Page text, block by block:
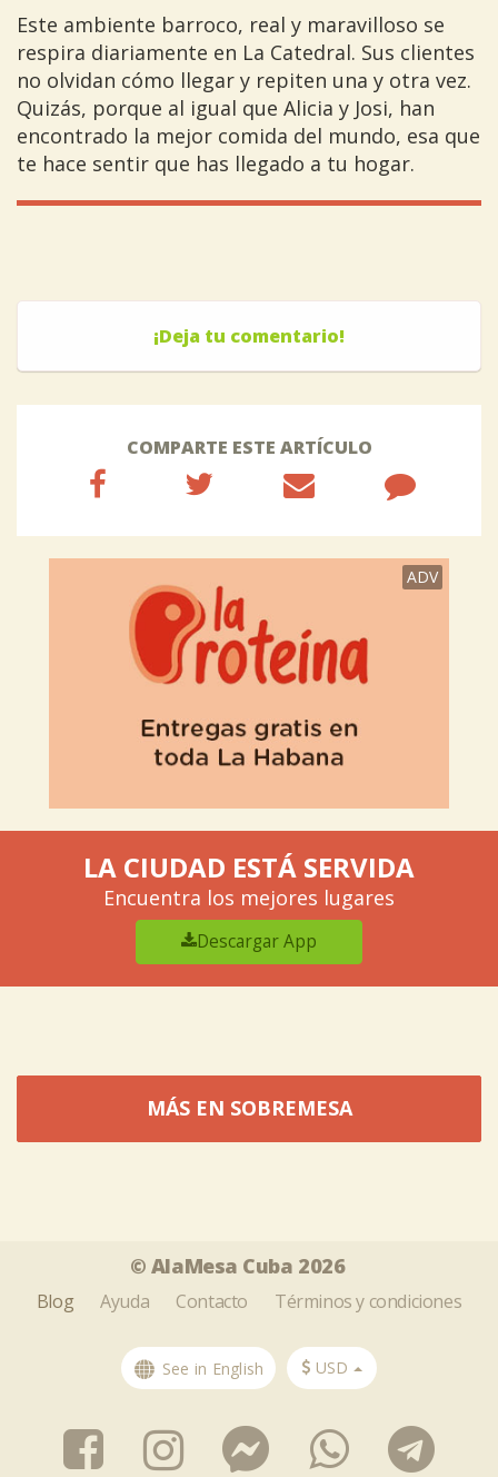
Este ambiente barroco, real y maravilloso se
respira diariamente en La Catedral. Sus clientes
no olvidan cómo llegar y repiten una y otra vez.
Quizás, porque al igual que Alicia y Josi, han
encontrado la mejor comida del mundo, esa que
te hace sentir que has llegado a tu hogar.
¡Deja tu comentario!
COMPARTE ESTE ARTÍCULO
ADV
LA CIUDAD ESTÁ SERVIDA
Encuentra los mejores lugares
Descargar App
MÁS EN SOBREMESA
© AlaMesa Cuba 2026
Blog Ayuda Contacto Términos y condiciones
See in English USD